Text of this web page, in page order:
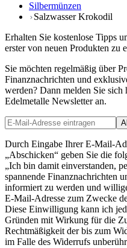
Silbermünzen
Salzwasser Krokodil
Erhalten Sie kostenlose Tipps
erster von neuen Produkten zu
Sie möchten regelmäßig über
Finanznachrichten und
werden? Dann melden Sie
Edelmetalle Newsletter an.
Durch Eingabe Ihrer E-Mail-
„Abschicken“ geben Sie die
„Ich bin damit einverstanden,
spannende Finanznachrichten
informiert zu werden und
E-Mail-Adresse zum Zwecke
Diese Einwilligung kann ich
Gründen mit Wirkung für die
Rechtmäßigkeit der bis zum
im Falle des Widerrufs